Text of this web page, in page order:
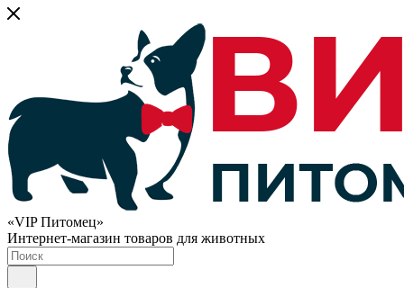
«VIP Питомец»
Интернет-магазин товаров для животных